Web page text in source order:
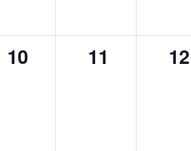
0
10
0
11
0
12